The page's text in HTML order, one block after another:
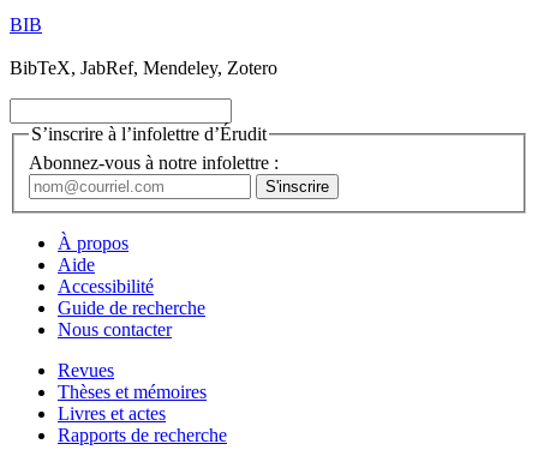
BIB
BibTeX, JabRef, Mendeley, Zotero
S’inscrire à l’infolettre d’Érudit
Abonnez-vous à notre infolettre :
À propos
Aide
Accessibilité
Guide de recherche
Nous contacter
Revues
Thèses et mémoires
Livres et actes
Rapports de recherche